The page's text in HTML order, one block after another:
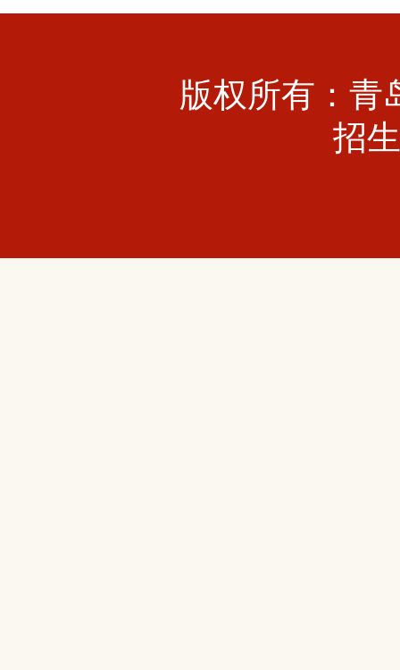
版权所有：青
招